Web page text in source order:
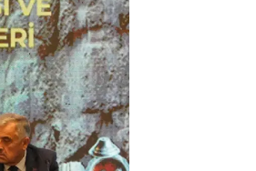
Kırşehir
Kocaeli
Konya
Kütahya
Malatya